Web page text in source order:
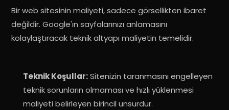
Bir web sitesinin maliyeti, sadece görsellikten ibaret
değildir.Google'ın sayfalarınızı anlamasını
kolaylaştıracak teknik altyapı maliyetin temelidir.
Teknik Koşullar:Sitenizin taranmasını engelleyen
teknik sorunların olmaması ve hızlı yüklenmesi
maliyeti belirleyen birincil unsurdur.